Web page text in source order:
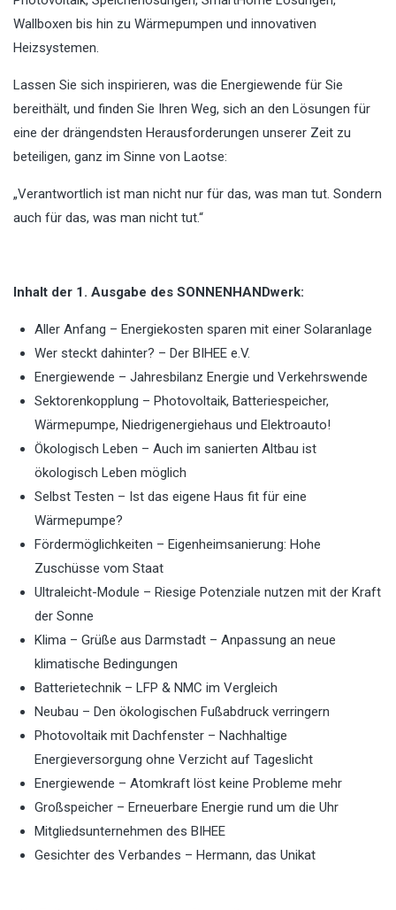
Wallboxen bis hin zu Wärmepumpen und innovativen
Heizsystemen.
Lassen Sie sich inspirieren, was die Energiewende für Sie
bereithält, und finden Sie Ihren Weg, sich an den Lösungen für
eine der drängendsten Herausforderungen unserer Zeit zu
beteiligen, ganz im Sinne von Laotse:
„Verantwortlich ist man nicht nur für das, was man tut. Sondern
auch für das, was man nicht tut.“
Inhalt der 1. Ausgabe des SONNENHANDwerk:
Aller Anfang – Energiekosten sparen mit einer Solaranlage
Wer steckt dahinter? – Der BIHEE e.V.
Energiewende – Jahresbilanz Energie und Verkehrswende
Sektorenkopplung – Photovoltaik, Batteriespeicher,
Wärmepumpe, Niedrigenergiehaus und Elektroauto!
Ökologisch Leben – Auch im sanierten Altbau ist
ökologisch Leben möglich
Selbst Testen – Ist das eigene Haus fit für eine
Wärmepumpe?
Fördermöglichkeiten – Eigenheimsanierung: Hohe
Zuschüsse vom Staat
Ultraleicht-Module – Riesige Potenziale nutzen mit der Kraft
der Sonne
Klima – Grüße aus Darmstadt – Anpassung an neue
klimatische Bedingungen
Batterietechnik – LFP & NMC im Vergleich
Neubau – Den ökologischen Fußabdruck verringern
Photovoltaik mit Dachfenster – Nachhaltige
Energieversorgung ohne Verzicht auf Tageslicht
Energiewende – Atomkraft löst keine Probleme mehr
Großspeicher – Erneuerbare Energie rund um die Uhr
Mitgliedsunternehmen des BIHEE
Gesichter des Verbandes – Hermann, das Unikat